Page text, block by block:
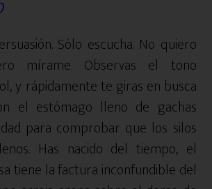
Sólo escucha. No quiero
mírame. Observas el tono
y rápidamente te giras en busca
el estómago lleno de gachas
para comprobar que los silos
Has nacido del tiempo, el
tiene la factura inconfundible del